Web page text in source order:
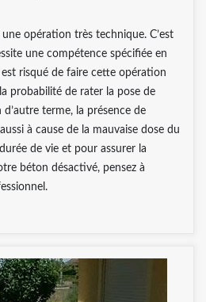
opération très technique. C’est
une compétence spécifiée en
risqué de faire cette opération
probabilité de rater la pose de
d’autre terme, la présence de
à cause de la mauvaise dose du
de vie et pour assurer la
béton désactivé, pensez à